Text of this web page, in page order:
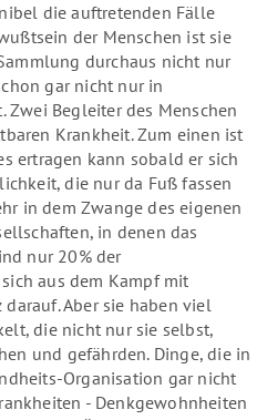
die auftretenden Fälle
der Menschen ist sie
durchaus nicht nur
gar nicht nur in
Begleiter des Menschen
Krankheit. Zum einen ist
ertragen kann sobald er sich
die nur da Fuß fassen
in dem Zwange des eigenen
in denen das
nur 20% der
aus dem Kampf mit
Aber sie haben viel
die nicht nur sie selbst,
und gefährden. Dinge, die in
Organisation gar nicht
- Denkgewohnheiten